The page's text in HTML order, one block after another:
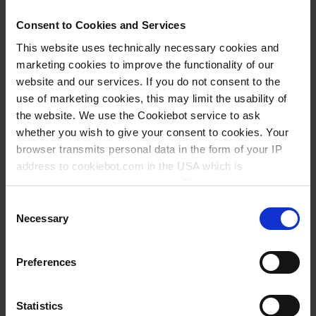
Consent to Cookies and Services
This website uses technically necessary cookies and
marketing cookies to improve the functionality of our
website and our services. If you do not consent to the
use of marketing cookies, this may limit the usability of
the website. We use the Cookiebot service to ask
whether you wish to give your consent to cookies. Your
browser transmits personal data in the form of your IP
address to cookiebot.com in the USA which is
anonymized but not stored there. Then an anonymized
follow your cookie preferences for future page visits. The
privacy level in the USA does not correspond to EU
standards, and it cannot be excluded that US authorities
access your data on US servers.
For more information on cookies and the use of your
Selection
Necessary
Preferences
Statistics
l’environnement